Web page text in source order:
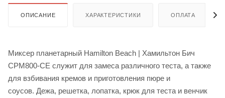
ОПИСАНИЕ ХАРАКТЕРИСТИКИ ОПЛАТА
Миксер планетарный Hamilton Beach | Хамильтон Бич
CPM800-CE служит для замеса различного теста, а также
для взбивания кремов и приготовления пюре и
соусов. Дежа, решетка, лопатка, крюк для теста и венчик